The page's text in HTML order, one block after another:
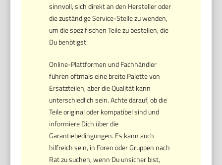
sinnvoll, sich direkt an den Hersteller oder
die zuständige Service-Stelle zu wenden,
um die spezifischen Teile zu bestellen, die
Du benötigst.
Online-Plattformen und Fachhändler
führen oftmals eine breite Palette von
Ersatzteilen, aber die Qualität kann
unterschiedlich sein. Achte darauf, ob die
Teile original oder kompatibel sind und
informiere Dich über die
Garantiebedingungen. Es kann auch
hilfreich sein, in Foren oder Gruppen nach
Rat zu suchen, wenn Du unsicher bist,